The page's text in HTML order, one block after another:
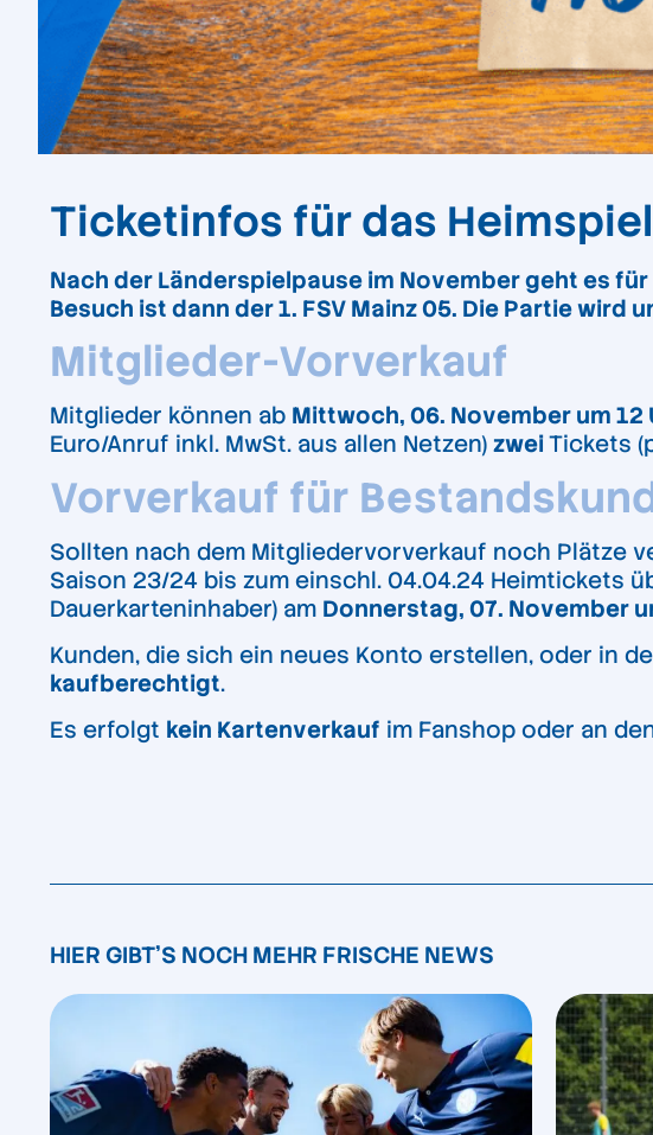
Ticketinfos für das
Nach der Länderspielpause im November geht es
Besuch ist dann der 1. FSV Mainz 05. Die Partie wird
Mitglieder-Vorverkauf
Mitglieder können ab Mittwoch, 06. November um 12
Euro/Anruf inkl. MwSt. aus allen Netzen) zweiTickets
Vorverkauf für
Sollten nach dem Mitgliedervorverkauf noch Plätze
Saison 23/24 bis zum einschl. 04.04.24 Heimtickets
Dauerkarteninhaber) am Donnerstag, 07. November
Kunden, die sich ein neues Konto erstellen, oder in
kaufberechtigt.
Es erfolgt kein Kartenverkauf im Fanshop oder an
HIER GIBT'S NOCH MEHR FRISCHE NEWS